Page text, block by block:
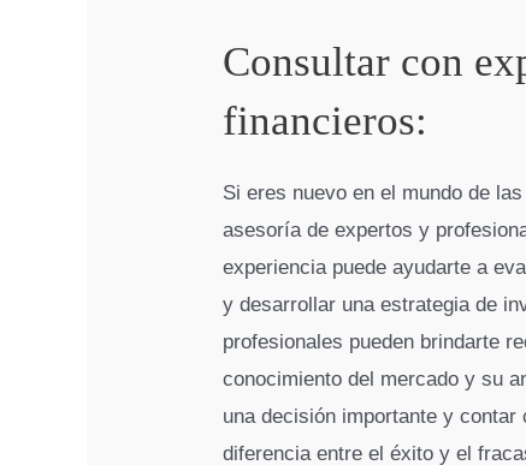
Consultar con
financieros:
Si eres nuevo en el mundo de
asesoría de expertos y
experiencia puede ayudarte a
y desarrollar una estrategia de
profesionales pueden brindarte
conocimiento del mercado y su
una decisión importante y
diferencia entre el éxito y el